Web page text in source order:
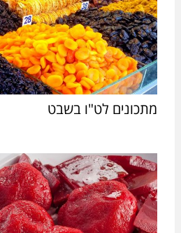
מתכונים לט"ו בשבט